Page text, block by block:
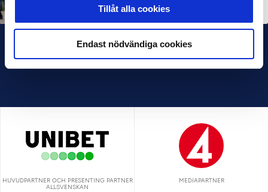
Tillåt alla cookies
Endast nödvändiga cookies
22 JUN 2026
HUVUDPARTNER OCH PRESENTING PARTNER
ALLSVENSKAN
MEDIAPARTNER